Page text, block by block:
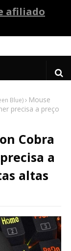
afiliado
Blue)
Mouse
precisa a preço
Cobra
a
altas